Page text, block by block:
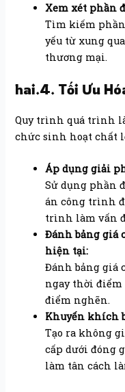
Xem xét phần
Tìm kiếm
yếu từ xung
thương mại.
hai.4. Tối Ưu
Quy trình quá trình
chức sinh hoạt chất
Áp dụng giải
Sử dụng phần
án công trình
trình làm vấn
Đánh bảng giá
hiện tại:
Đánh bảng giá
ngay thời
điểm nghẽn.
Khuyến khích
Tạo ra không
cấp dưới đóng
làm tân cách